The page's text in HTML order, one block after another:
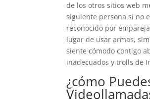
de los otros sitios web
siguiente persona si no
reconocido por
lugar de usar armas,
siente cómodo contigo
inadecuados y trolls de
¿cómo